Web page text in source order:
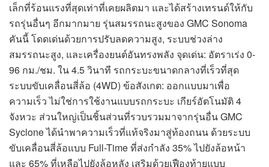
เล็กที่ร้อนแรงที่สุดเท่าที่เคยผลิตมา และได้สร้างเทรนด์ให้กับ
รถรุ่นอื่นๆ อีกมากมาย รุ่นสมรรถนะสูงของ GMC Sonoma
คันนี้ โดดเด่นด้วยการปรับลดความสูง, ระบบช่วงล่าง
สมรรถนะสูง, และเครื่องยนต์อันทรงพลัง จุดเด่น: อัตราเร่ง 0-
96 กม./ชม. ใน 4.5 วินาที รถกระบะขนาดกลางที่เร็วที่สุด
ระบบขับเคลื่อนสี่ล้อ (4WD) ข้อสังเกต: ออกแบบมาเพื่อ
ความเร็ว ไม่ใช่การใช้งานแบบรถกระบะ เกียร์อัตโนมัติ 4
จังหวะ ส่วนใหญ่เป็นชิ้นส่วนที่รวบรวมมาจากรุ่นอื่น GMC
Syclone ได้นำพาความเร็วที่แท้จริงมาสู่ท้องถนน ด้วยระบบ
ขับเคลื่อนสี่ล้อแบบ Full-Time ที่ส่งกำลัง 35% ไปยังล้อหน้า
และ 65% ที่เหลือไปยังล้อหลัง เสริมด้วยเฟืองท้ายแบบ